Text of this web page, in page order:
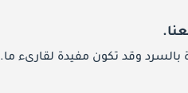
بالسرد وقد تكون مفيدة لقارىء ما.